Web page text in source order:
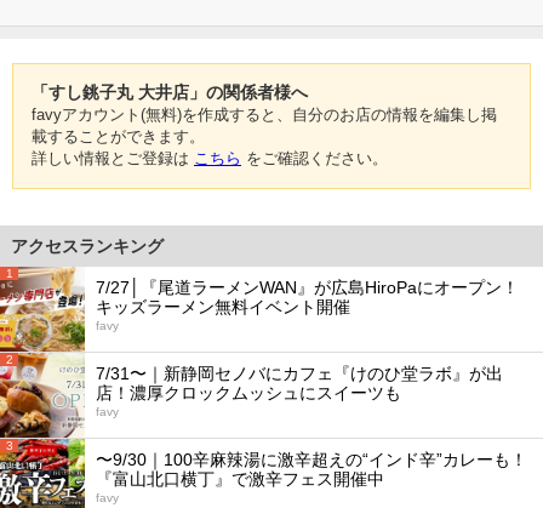
「すし銚子丸 大井店」の関係者様へ
favyアカウント(無料)を作成すると、自分のお店の情報を編集し掲
載することができます。
詳しい情報とご登録は こちら をご確認ください。
アクセスランキング
1
7/27│『尾道ラーメンWAN』が広島HiroPaにオープン！
キッズラーメン無料イベント開催
favy
2
7/31〜｜新静岡セノバにカフェ『けのひ堂ラボ』が出
店！濃厚クロックムッシュにスイーツも
favy
3
〜9/30｜100辛麻辣湯に激辛超えの“インド辛”カレーも！
『富山北口横丁』で激辛フェス開催中
favy